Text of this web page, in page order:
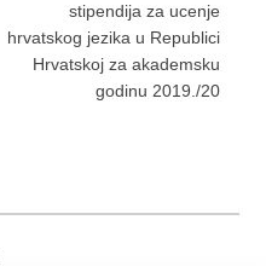
stipendija za ucenje
hrvatskog jezika u Republici
Hrvatskoj za akademsku
godinu 2019./20